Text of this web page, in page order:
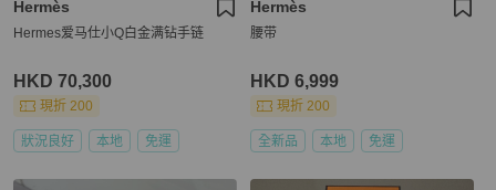
Hermès
Hermes爱马仕小Q白金满钻手链
HKD 70,300
現折 200
狀況良好 本地 免運
Hermès
腰带
HKD 6,999
現折 200
全新品 本地 免運